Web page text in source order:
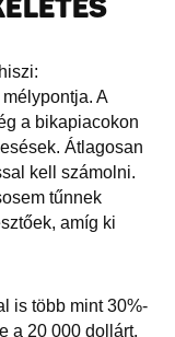
A
a bikapiacokon
Átlagosan
kell számolni.
tűnnek
amíg ki
is több mint 30%-
a 20 000 dollárt.